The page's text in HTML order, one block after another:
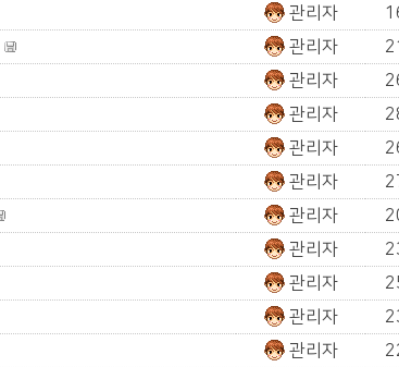
관리자
관리자
관리자
관리자
관리자
관리자
관리자
관리자
관리자
관리자
관리자